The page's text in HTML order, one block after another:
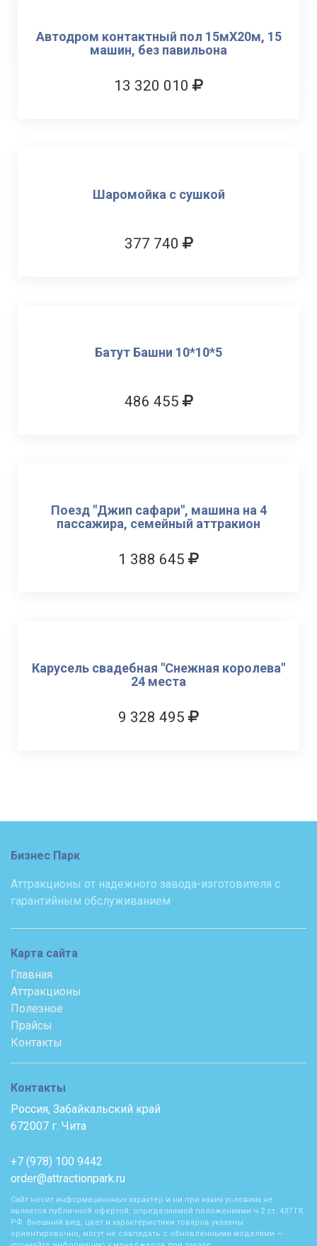
Автодром контактный пол 15мХ20м, 15
машин, без павильона
13 320 010
Шаромойка с сушкой
377 740
Батут Башни 10*10*5
486 455
Поезд "Джип сафари", машина на 4
пассажира, семейный аттракион
1 388 645
Карусель свадебная "Снежная королева"
24 места
9 328 495
Бизнес Парк
Аттракционы от надежного завода-изготовителя с
гарантийным обслуживанием
Карта сайта
Главная
Аттракционы
Полезное
Прайсы
Контакты
Контакты
Россия, Забайкальский край
672007 г. Чита
+7 (978) 100 9442
order@attractionpark.ru
Сайт носит информационных характер и ни при каких условиях не
является публичной офертой, определяемой положениями ч.2 ст. 437 ГК
РФ. Внешний вид, цвет и характеристики товаров указаны
ориентировочно, могут не совпадать с обновленными моделями —